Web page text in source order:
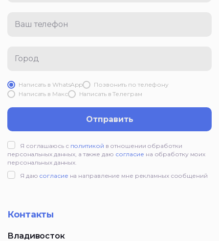
Ваш телефон
Город
Написать в WhatsApp
Позвонить по телефону
Написать в Mакс
Написать в Телеграм
Отправить
Я соглашаюсь с политикой в отношении обработки
персональных данных, а также даю согласие на обработку моих
персональных данных.
Я даю согласие на направление мне рекламных сообщений
Контакты
Владивосток